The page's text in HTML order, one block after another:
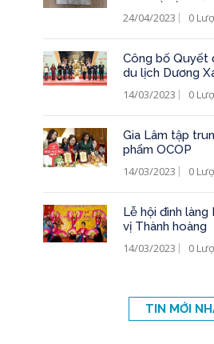
24/04/2023
0
Công bố Quyết
du lịch Dương
14/03/2023
0
Gia Lâm tập
phẩm OCOP
14/03/2023
0
Lễ hội đình
vị Thành hoàng
14/03/2023
0
TIN MỚI